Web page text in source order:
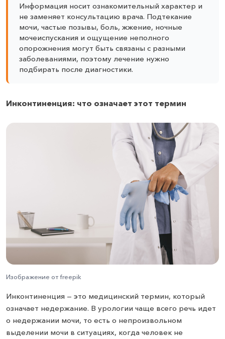
Информация носит ознакомительный характер и
не заменяет консультацию врача. Подтекание
мочи, частые позывы, боль, жжение, ночные
мочеиспускания и ощущение неполного
опорожнения могут быть связаны с разными
заболеваниями, поэтому лечение нужно
подбирать после диагностики.
Инконтиненция: что означает этот термин
Изображение от freepik
Инконтиненция — это медицинский термин, который
означает недержание. В урологии чаще всего речь идет
о недержании мочи, то есть о непроизвольном
выделении мочи в ситуациях, когда человек не